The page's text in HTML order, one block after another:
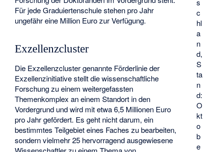
s
c
hl
a
n
d,
S
ta
n
d:
O
kt
o
b
e
Für jede Graduiertenschule stehen pro Jahr
ungefähr eine Million Euro zur Verfügung.
Exzellenzcluster
Die Exzellenzcluster genannte Förderlinie der
Exzellenzinitiative stellt die wissenschaftliche
Forschung zu einem weitergefassten
Themenkomplex an einem Standort in den
Vordergrund und wird mit etwa 6,5 Millionen Euro
pro Jahr gefördert. Es geht nicht darum, ein
bestimmtes Teilgebiet eines Faches zu bearbeiten,
sondern vielmehr 25 hervorragend ausgewiesene